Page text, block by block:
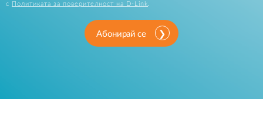
с
Политиката за поверителност на D-Link
Абонирай се